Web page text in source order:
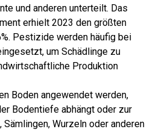
und anderen unterteilt. Das
erhielt 2023 den größten
Pestizide werden häufig bei
um Schädlinge zu
Produktion
Boden angewendet werden,
Bodentiefe abhängt oder zur
Sämlingen, Wurzeln oder anderen